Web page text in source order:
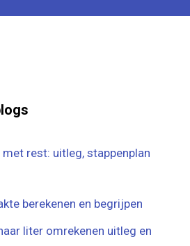
rest: uitleg, stappenplan
berekenen en begrijpen
liter omrekenen uitleg en